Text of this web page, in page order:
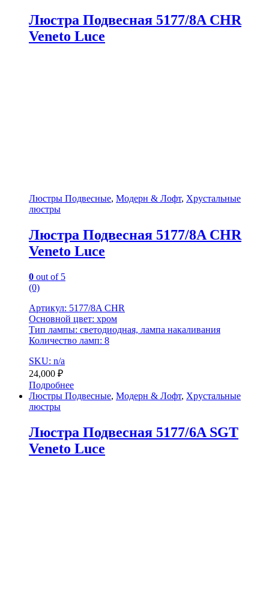
Люстра Подвесная 5177/8A CHR
Veneto Luce
Люстры Подвесные, Модерн & Лофт, Хрустальные
люстры
Люстра Подвесная 5177/8A CHR
Veneto Luce
0 out of 5
(0)
Артикул: 5177/8A CHR
Основной цвет: хром
Тип лампы: светодиодная, лампа накаливания
Количество ламп: 8
SKU: n/a
24,000 ₽
Подробнее
Люстры Подвесные, Модерн & Лофт, Хрустальные
люстры
Люстра Подвесная 5177/6A SGT
Veneto Luce